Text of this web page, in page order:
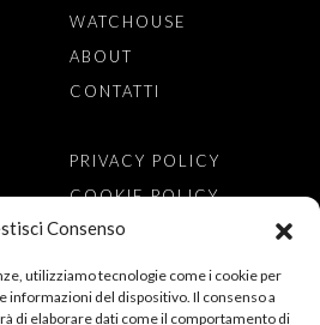
Consenso
utilizziamo tecnologie come i cookie per
informazioni del dispositivo. Il consenso a
di elaborare dati come il comportamento di
WATCHOUSE
ABOUT
CONTATTI
PRIVACY POLICY
COOKIE POLICY